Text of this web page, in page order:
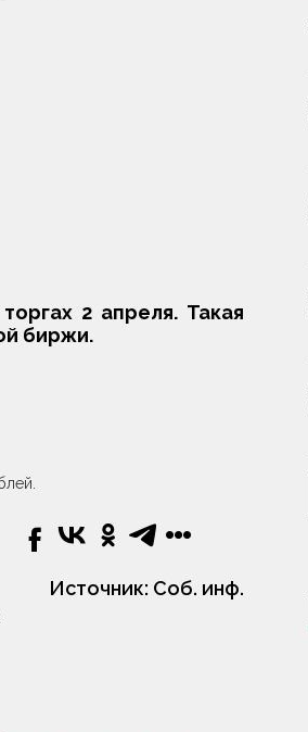
2 апреля. Такая
биржи.
Источник: Соб. инф.